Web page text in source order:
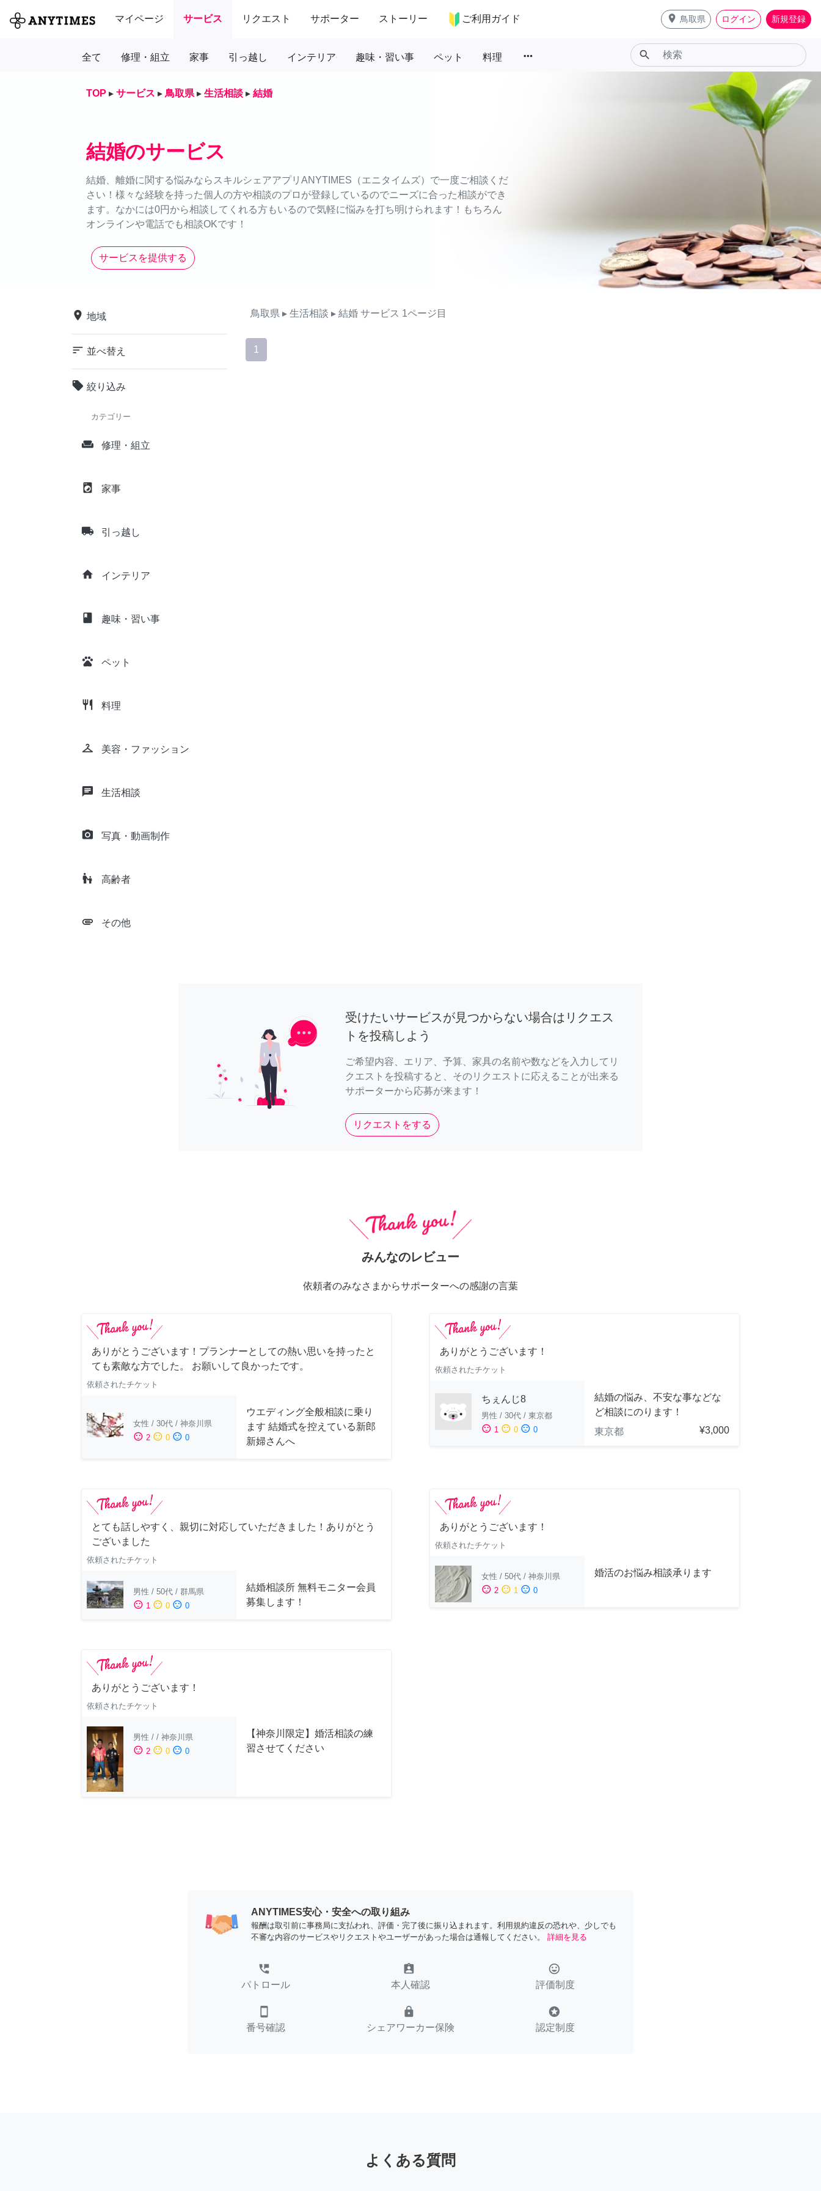
マイページ サービス リクエスト サポーター ストーリー ご利用ガイド place 鳥取県 ログイン 新規登録
全て 修理・組立 家事 引っ越し インテリア 趣味・習い事 ペット 料理 more_horiz search
TOP ▸ サービス ▸ 鳥取県 ▸ 生活相談 ▸ 結婚
結婚のサービス
結婚、離婚に関する悩みならスキルシェアアプリANYTIMES（エニタイムズ）で一度ご相談くだ
さい！様々な経験を持った個人の方や相談のプロが登録しているのでニーズに合った相談ができ
ます。なかには0円から相談してくれる方もいるので気軽に悩みを打ち明けられます！もちろん
オンラインや電話でも相談OKです！
サービスを提供する
place 地域
sort 並べ替え
local_offer 絞り込み
カテゴリー
weekend 修理・組立
local_laundry_service 家事
local_shipping 引っ越し
home インテリア
class 趣味・習い事
pets ペット
restaurant 料理
checkroom 美容・ファッション
chat 生活相談
camera_alt 写真・動画制作
escalator_warning 高齢者
attachment その他
鳥取県 ▸ 生活相談 ▸ 結婚 サービス 1ページ目
1
受けたいサービスが見つからない場合はリクエス
トを投稿しよう
ご希望内容、エリア、予算、家具の名前や数などを入力してリ
クエストを投稿すると、そのリクエストに応えることが出来る
サポーターから応募が来ます！
リクエストをする
みんなのレビュー
依頼者のみなさまからサポーターへの感謝の言葉
ありがとうございます！プランナーとしての熱い思いを持ったと
ても素敵な方でした。 お願いして良かったです。
依頼されたチケット
女性 / 30代 / 神奈川県
sentiment_satisfied 2 sentiment_neutral 0 sentiment_dissatisfied 0
ウエディング全般相談に乗り
ます 結婚式を控えている新郎
新婦さんへ
ありがとうございます！
依頼されたチケット
ちぇんじ8
男性 / 30代 / 東京都
sentiment_satisfied 1 sentiment_neutral 0 sentiment_dissatisfied 0
結婚の悩み、不安な事などな
ど相談にのります！
東京都
¥3,000
とても話しやすく、親切に対応していただきました！ありがとう
ございました
依頼されたチケット
男性 / 50代 / 群馬県
sentiment_satisfied 1 sentiment_neutral 0 sentiment_dissatisfied 0
結婚相談所 無料モニター会員
募集します！
ありがとうございます！
依頼されたチケット
女性 / 50代 / 神奈川県
sentiment_satisfied 2 sentiment_neutral 1 sentiment_dissatisfied 0
婚活のお悩み相談承ります
ありがとうございます！
依頼されたチケット
男性 / / 神奈川県
sentiment_satisfied 2 sentiment_neutral 0 sentiment_dissatisfied 0
【神奈川限定】婚活相談の練
習させてください
ANYTIMES安心・安全への取り組み
報酬は取引前に事務局に支払われ、評価・完了後に振り込まれます。利用規約違反の恐れや、少しでも
不審な内容のサービスやリクエストやユーザーがあった場合は通報してください。
詳細を見る
perm_phone_msg
パトロール
assignment_ind
本人確認
tag_faces
評価制度
smartphone
番号確認
lock
シェアワーカー保険
stars
認定制度
よくある質問